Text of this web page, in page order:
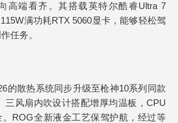
高端看齐。其搭载英特尔酷睿Ultra 7
满功耗RTX 5060显卡，能够轻松驾
任务。
的散热系统同步升级至枪神10系列同款
三风扇内吹设计搭配增厚均温板，CPU
ROG全新液金工艺保驾护航，经过等